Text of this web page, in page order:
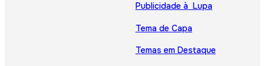
Publicidade à Lupa
Tema de Capa
Temas em Destaque